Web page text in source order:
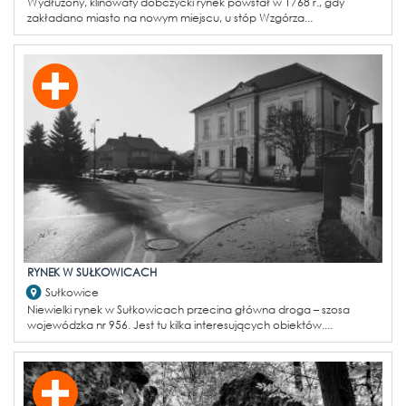
zakładano miasto na nowym miejscu, u stóp Wzgórza...
RYNEK W SUŁKOWICACH
Sułkowice
Niewielki rynek w Sułkowicach przecina główna droga – szosa
wojewódzka nr 956. Jest tu kilka interesujących obiektów....